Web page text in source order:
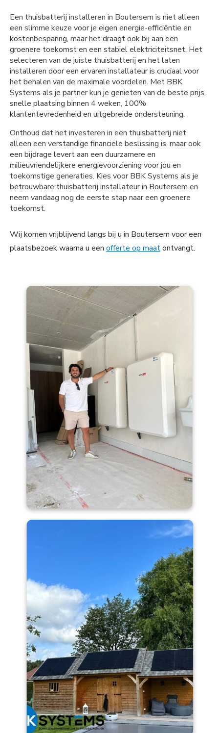
Een thuisbatterij installeren in Boutersem is niet alleen
een slimme keuze voor je eigen energie-efficiëntie en
kostenbesparing, maar het draagt ook bij aan een
groenere toekomst en een stabiel elektriciteitsnet. Het
selecteren van de juiste thuisbatterij en het laten
installeren door een ervaren installateur is cruciaal voor
het behalen van de maximale voordelen. Met BBK
Systems als je partner kun je genieten van de beste prijs,
snelle plaatsing binnen 4 weken, 100%
klantentevredenheid en uitgebreide ondersteuning.
Onthoud dat het investeren in een thuisbatterij niet
alleen een verstandige financiële beslissing is, maar ook
een bijdrage levert aan een duurzamere en
milieuvriendelijkere energievoorziening voor jou en
toekomstige generaties. Kies voor BBK Systems als je
betrouwbare thuisbatterij installateur in Boutersem en
neem vandaag nog de eerste stap naar een groenere
toekomst.
Wij komen vrijblijvend langs bij u in Boutersem voor een
plaatsbezoek waarna u een offerte op maatontvangt.